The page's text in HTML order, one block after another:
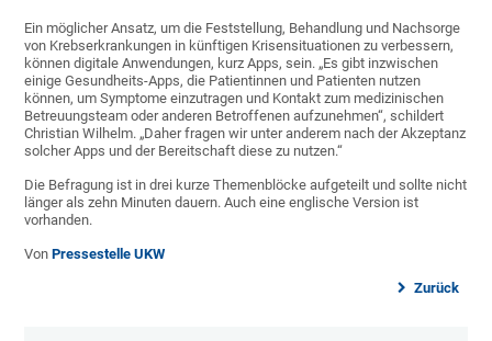
Ein möglicher Ansatz, um die Feststellung, Behandlung und Nachsorge
von Krebserkrankungen in künftigen Krisensituationen zu verbessern,
können digitale Anwendungen, kurz Apps, sein. „Es gibt inzwischen
einige Gesundheits-Apps, die Patientinnen und Patienten nutzen
können, um Symptome einzutragen und Kontakt zum medizinischen
Betreuungsteam oder anderen Betroffenen aufzunehmen“, schildert
Christian Wilhelm. „Daher fragen wir unter anderem nach der Akzeptanz
solcher Apps und der Bereitschaft diese zu nutzen.“
Die Befragung ist in drei kurze Themenblöcke aufgeteilt und sollte nicht
länger als zehn Minuten dauern. Auch eine englische Version ist
vorhanden.
VonPressestelle UKW
Zurück